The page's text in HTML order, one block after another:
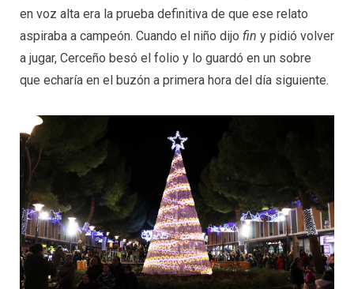
en voz alta era la prueba definitiva de que ese relato
aspiraba a campeón. Cuando el niño dijo fin y pidió volver
a jugar, Cerceño besó el folio y lo guardó en un sobre
que echaría en el buzón a primera hora del día siguiente.